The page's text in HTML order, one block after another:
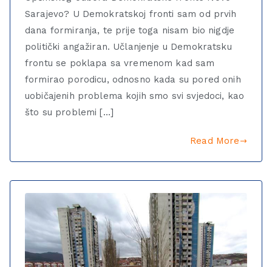
Sarajevo? U Demokratskoj fronti sam od prvih
dana formiranja, te prije toga nisam bio nigdje
politički angažiran. Učlanjenje u Demokratsku
frontu se poklapa sa vremenom kad sam
formirao porodicu, odnosno kada su pored onih
uobičajenih problema kojih smo svi svjedoci, kao
što su problemi […]
Read More